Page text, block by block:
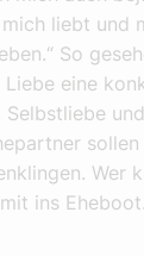
liebt und
So
eine
Selbstliebe
Wer
ins